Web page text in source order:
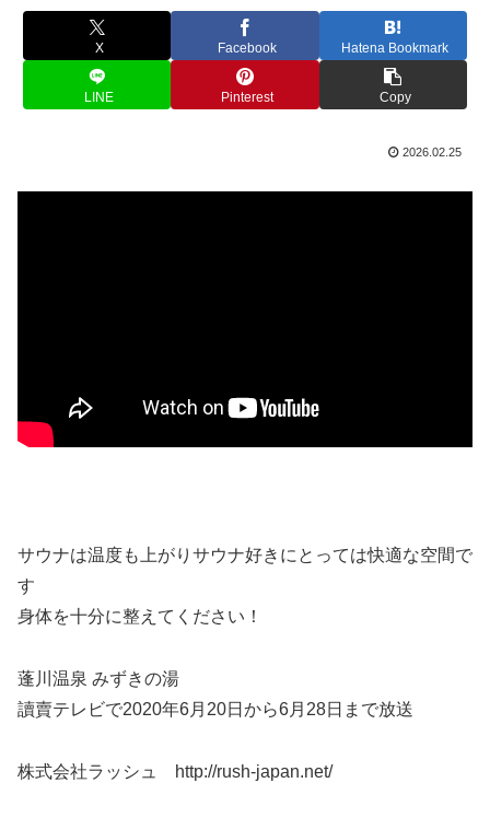
X Facebook Hatena Bookmark
LINE Pinterest Copy
2026.02.25
サウナは温度も上がりサウナ好きにとっては快適な空間で
す
身体を十分に整えてください！
蓬川温泉 みずきの湯
讀賣テレビで2020年6月20日から6月28日まで放送
株式会社ラッシュ http://rush-japan.net/